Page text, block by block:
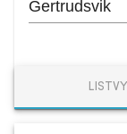
LISTVY